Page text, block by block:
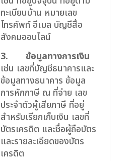
ทะเบียนบ้าน หมายเลข
โทรศัพท์ อีเมล บัญชีสื่อ
สังคมออนไลน์
3. ข้อมูลทางการเงิน
เช่น เลขที่บัญชีธนาคารและ
ข้อมูลทางธนาคาร ข้อมูล
การหักภาษี ณ ที่จ่าย เลข
ประจำตัวผู้เสียภาษี ที่อยู่
สำหรับเรียกเก็บเงิน เลขที่
บัตรเครดิต และชื่อผู้ถือบัตร
และรายละเอียดของบัตร
เครดิต